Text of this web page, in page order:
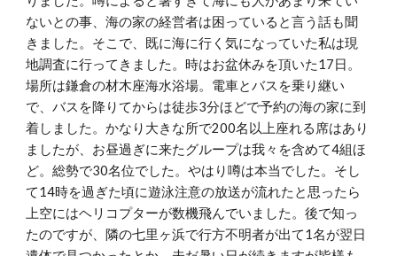
ないとの事、海の家の経営者は困っていると言う話も聞
きました。そこで、既に海に行く気になっていた私は現
地調査に行ってきました。時はお盆休みを頂いた17日。
場所は鎌倉の材木座海水浴場。電車とバスを乗り継い
で、バスを降りてからは徒歩3分ほどで予約の海の家に到
着しました。かなり大きな所で200名以上座れる席はあり
ましたが、お昼過ぎに来たグループは我々を含めて4組ほ
ど。総勢で30名位でした。やはり噂は本当でした。そし
て14時を過ぎた頃に遊泳注意の放送が流れたと思ったら
上空にはヘリコプターが数機飛んでいました。後で知っ
たのですが、隣の七里ヶ浜で行方不明者が出て1名が翌日